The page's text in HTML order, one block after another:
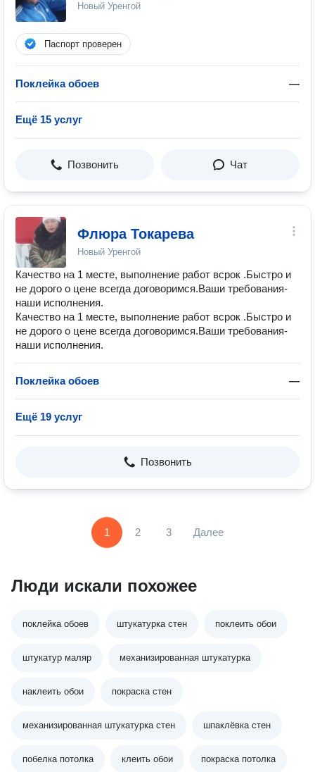
Новый Уренгой
Паспорт проверен
Поклейка обоев —
Ещё 15 услуг
Позвонить Чат
Флюра Токарева
Новый Уренгой
Качество на 1 месте, выполнение работ всрок .Быстро и
не дорого о цене всегда договоримся.Ваши требования-
наши исполнения.
Качество на 1 месте, выполнение работ всрок .Быстро и
не дорого о цене всегда договоримся.Ваши требования-
наши исполнения.
Поклейка обоев —
Ещё 19 услуг
Позвонить
1 2 3 Далее
Люди искали похожее
поклейка обоев штукатурка стен поклеить обои
штукатур маляр механизированная штукатурка
наклеить обои покраска стен
механизированная штукатурка стен шпаклёвка стен
побелка потолка клеить обои покраска потолка